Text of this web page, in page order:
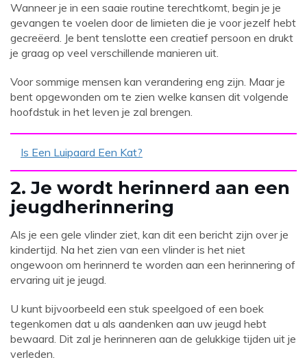
Wanneer je in een saaie routine terechtkomt, begin je je
gevangen te voelen door de limieten die je voor jezelf hebt
gecreëerd. Je bent tenslotte een creatief persoon en drukt
je graag op veel verschillende manieren uit.
Voor sommige mensen kan verandering eng zijn. Maar je
bent opgewonden om te zien welke kansen dit volgende
hoofdstuk in het leven je zal brengen.
Is Een Luipaard Een Kat?
2. Je wordt herinnerd aan een
jeugdherinnering
Als je een gele vlinder ziet, kan dit een bericht zijn over je
kindertijd. Na het zien van een vlinder is het niet
ongewoon om herinnerd te worden aan een herinnering of
ervaring uit je jeugd.
U kunt bijvoorbeeld een stuk speelgoed of een boek
tegenkomen dat u als aandenken aan uw jeugd hebt
bewaard. Dit zal je herinneren aan de gelukkige tijden uit je
verleden.